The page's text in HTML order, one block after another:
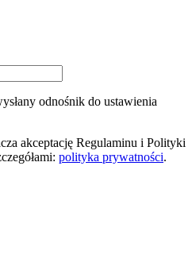
odnośnik do ustawienia
akceptację Regulaminu i Polityki
polityka prywatności.